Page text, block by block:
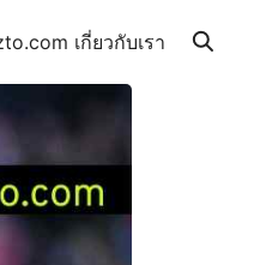
เกี่ยวกับเรา